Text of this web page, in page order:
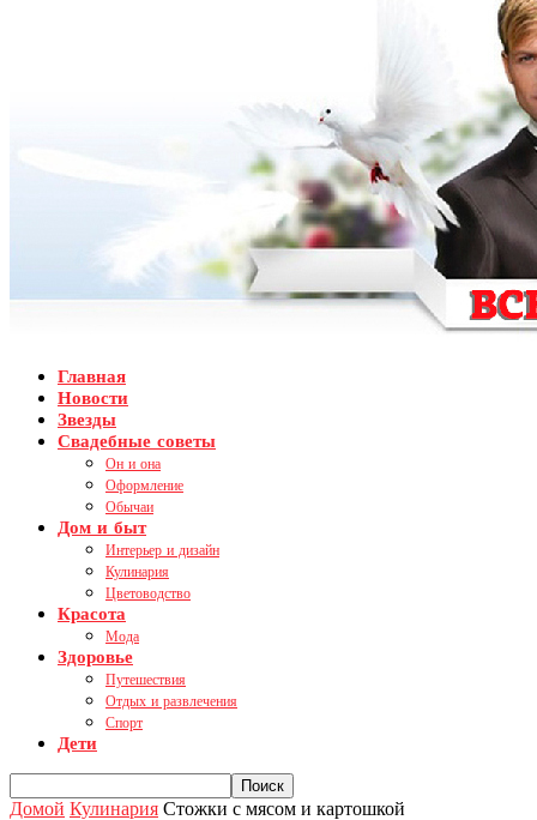
Главная
Новости
Звезды
Свадебные советы
Он и она
Оформление
Обычаи
Дом и быт
Интерьер и дизайн
Кулинария
Цветоводство
Красота
Мода
Здоровье
Путешествия
Отдых и развлечения
Спорт
Дети
Домой Кулинария Стожки с мясом и картошкой